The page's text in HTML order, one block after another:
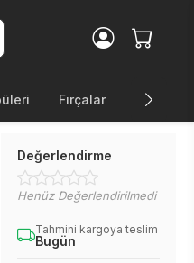
Fırçalar Diğer
Değerlendirme
Henüz Değerlendirilmedi
Tahmini kargoya teslim
Bugün